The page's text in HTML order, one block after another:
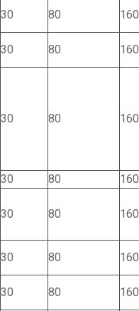
30 80
160
30 80
160
30 80 160
30 80
160
30 80 160
30 80
160
30 80
160